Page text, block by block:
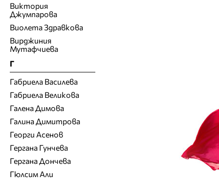
Виктория
Джумпарова
Виолета Здравкова
Вирджиния
Мутафчиева
Г
Габриела Василева
Габриела Великова
Галена Димова
Галина Димитрова
Георги Асенов
Гергана Гунчева
Гергана Дончева
Гюлсим Али